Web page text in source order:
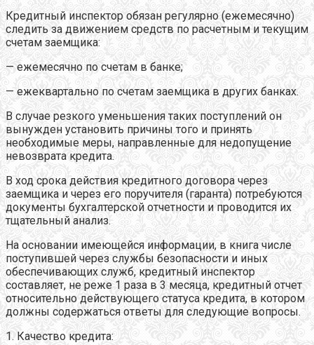
Кредитный инспектор обязан регулярно (ежемесячно)
следить за движением средств по расчетным и текущим
счетам заемщика:
— ежемесячно по счетам в банке;
— ежеквартально по счетам заемщика в других банках.
В случае резкого уменьшения таких поступлений он
вынужден установить причины того и принять
необходимые меры, направленные для недопущение
невозврата кредита.
В ход срока действия кредитного договора через
заемщика и через его поручителя (гаранта) потребуются
документы бухгалтерской отчетности и проводится их
тщательный анализ.
На основании имеющейся информации, в книга числе
поступившей через службы безопасности и иных
обеспечивающих служб, кредитный инспектор
составляет, не реже 1 раза в 3 месяца, кредитный отчет
относительно действующего статуса кредита, в котором
должны содержаться ответы для следующие вопросы.
1. Качество кредита: